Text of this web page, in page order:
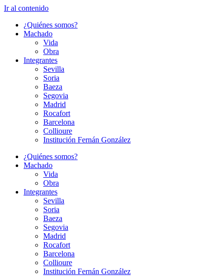
Ir al contenido
¿Quiénes somos?
Machado
Vida
Obra
Integrantes
Sevilla
Soria
Baeza
Segovia
Madrid
Rocafort
Barcelona
Collioure
Institución Fernán González
¿Quiénes somos?
Machado
Vida
Obra
Integrantes
Sevilla
Soria
Baeza
Segovia
Madrid
Rocafort
Barcelona
Collioure
Institución Fernán González